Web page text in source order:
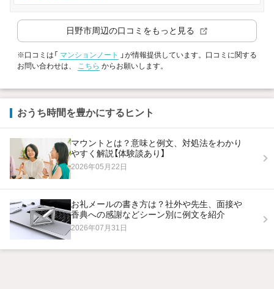
日野市周辺の口コミをもっと見る
※口コミは「 マンションノート
」が情報提供しています。口コミに関する
お問い合わせは、 こちら からお願いします。
おうち時間を豊かにするヒント
マウントとは？意味と例文、対処法をわかり
やすく解説【体験談あり】
2026年05月22日
お礼メールの書き方は？社外や先生、面接や
香典への感謝などシーン別に例文を紹介
2026年07月31日